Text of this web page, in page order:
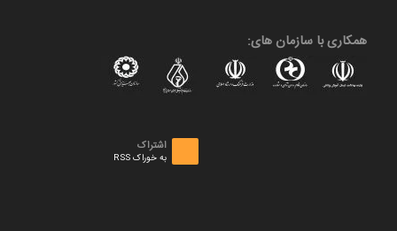
همکاری با سازمان های:
اشتراک
به خوراک RSS